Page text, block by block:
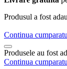
Produsul a fost
Continua
Produsele au fost
Continua